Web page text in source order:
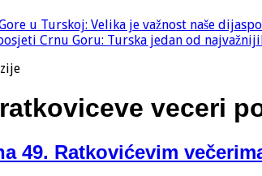
u Turskoj: Velika je važnost naše
Crnu Goru: Turska jedan od
veceri
49. Ratkovićevim